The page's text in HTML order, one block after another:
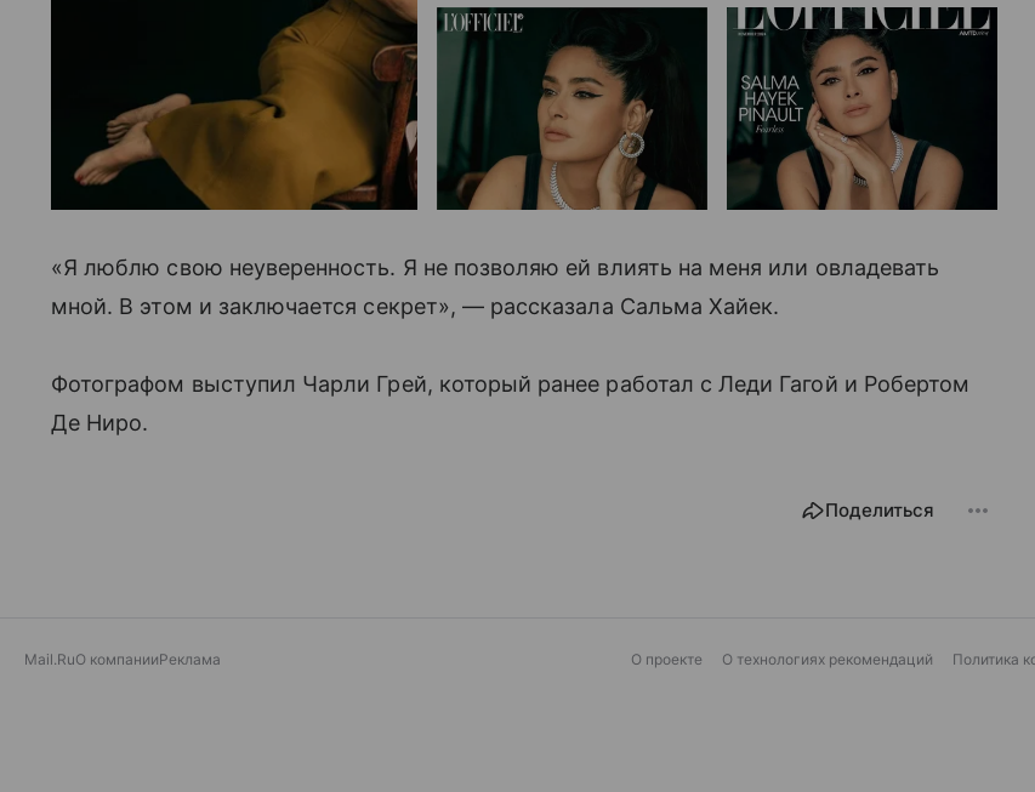
«Я люблю свою неуверенность. Я не позволяю ей влиять на меня или овладевать
мной. В этом и заключается секрет», — рассказала Сальма Хайек.
Фотографом выступил Чарли Грей, который ранее работал с Леди Гагой и Робертом
Де Ниро.
Поделиться
Mail.RuО компанииРеклама О проекте О технологиях рекомендаций Политика